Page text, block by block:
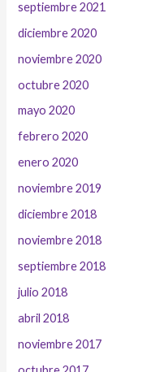
septiembre 2021
diciembre 2020
noviembre 2020
octubre 2020
mayo 2020
febrero 2020
enero 2020
noviembre 2019
diciembre 2018
noviembre 2018
septiembre 2018
julio 2018
abril 2018
noviembre 2017